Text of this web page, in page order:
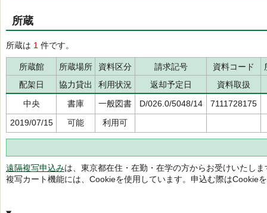
所蔵
所蔵は 1 件です。
所蔵館 所蔵場所 資料区分 請求記号 資料コード
配架日
協力貸出 利用状況 返却予定日
資料取扱
中央
書庫 一般図書 D/026.0/5048/14
7111728175
2019/07/15
可能 利用可
遠隔複写申込みは、東京都在住・在勤・在学の方からお受けいたしま
複写カート機能には、Cookieを使用しています。申込む際はCookie